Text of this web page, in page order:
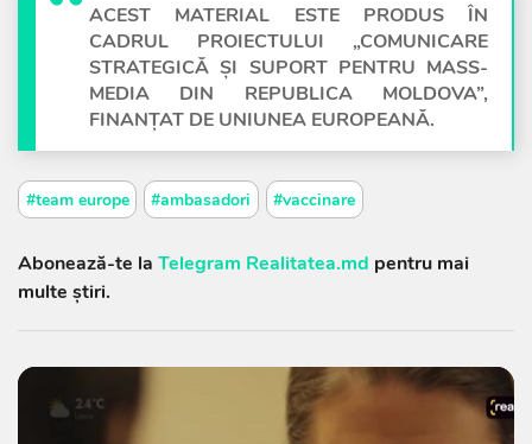
ACEST MATERIAL ESTE PRODUS ÎN
CADRUL PROIECTULUI „COMUNICARE
STRATEGICĂ ȘI SUPORT PENTRU MASS-
MEDIA DIN REPUBLICA MOLDOVA”,
FINANȚAT DE UNIUNEA EUROPEANĂ.
#team europe #ambasadori #vaccinare
Abonează-te la Telegram Realitatea.md pentru mai
multe știri.